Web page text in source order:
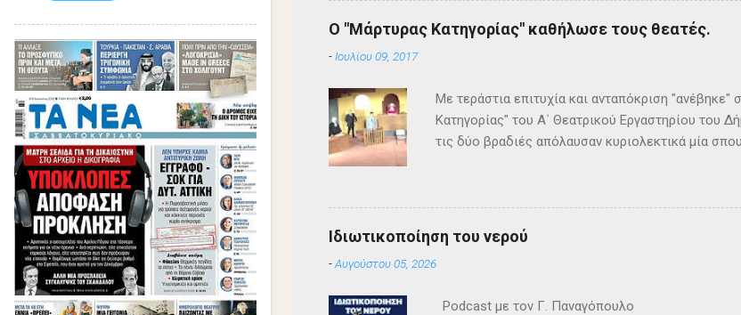
Ο "Μάρτυρας Κατηγορίας" καθήλωσε τους θεατές.
- Ιουλίου 09, 2017
Με τεράστια επιτυχία και ανταπόκριση
Κατηγορίας" του Α΄ Θεατρικού Εργαστηρίου του
τις δύο βραδιές απόλαυσαν κυριολεκτικά μία
ανατροπές και ένα μοναδικό φινάλε που
έργο και τους έμειναν ανεξίτηλα στη μνήμη
σπουδαία σκηνοθεσία της Τώνιας Σταυροπούλου
Θεατρικού Εργαστηρίου. Εξαιρετικές ερμηνείες
Θεοδόσης, Άννα Αλεξανδράκη, Γιάννης Καρτερός,
Ιδιωτικοποίηση του νερού
-Αυγούστου 05, 2026
Podcast με τον Γ. Παναγόπουλο